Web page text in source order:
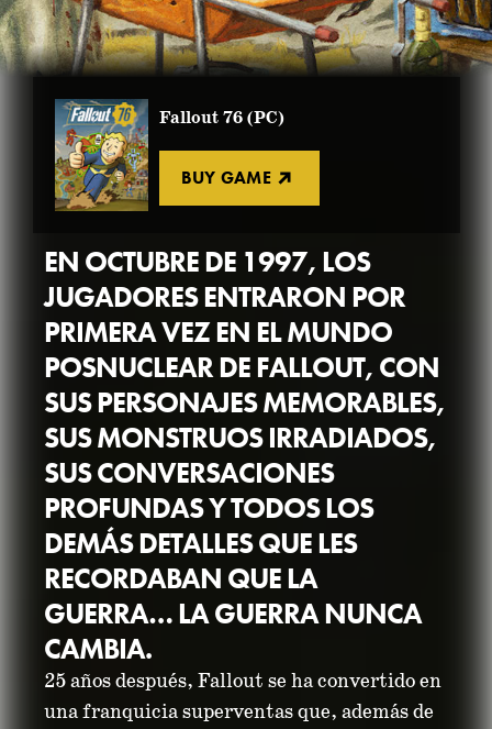
UN MES ENTERO
PARA FESTEJAR LOS
25 AÑOS DE
FALLOUT
03 de octubre de 2022
Fallout 76 (PC)
BUY GAME
EN OCTUBRE DE 1997, LOS
JUGADORES ENTRARON POR
PRIMERA VEZ EN EL MUNDO
POSNUCLEAR DE FALLOUT, CON
SUS PERSONAJES MEMORABLES,
SUS MONSTRUOS IRRADIADOS,
SUS CONVERSACIONES
PROFUNDAS Y TODOS LOS
DEMÁS DETALLES QUE LES
RECORDABAN QUE LA
GUERRA… LA GUERRA NUNCA
CAMBIA.
25 años después, Fallout se ha convertido en
una franquicia superventas que, además de